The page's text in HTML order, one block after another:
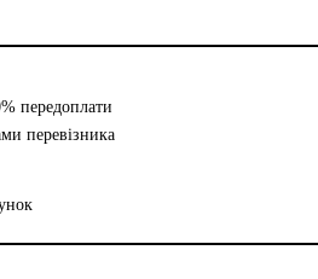
передоплати
перевізника